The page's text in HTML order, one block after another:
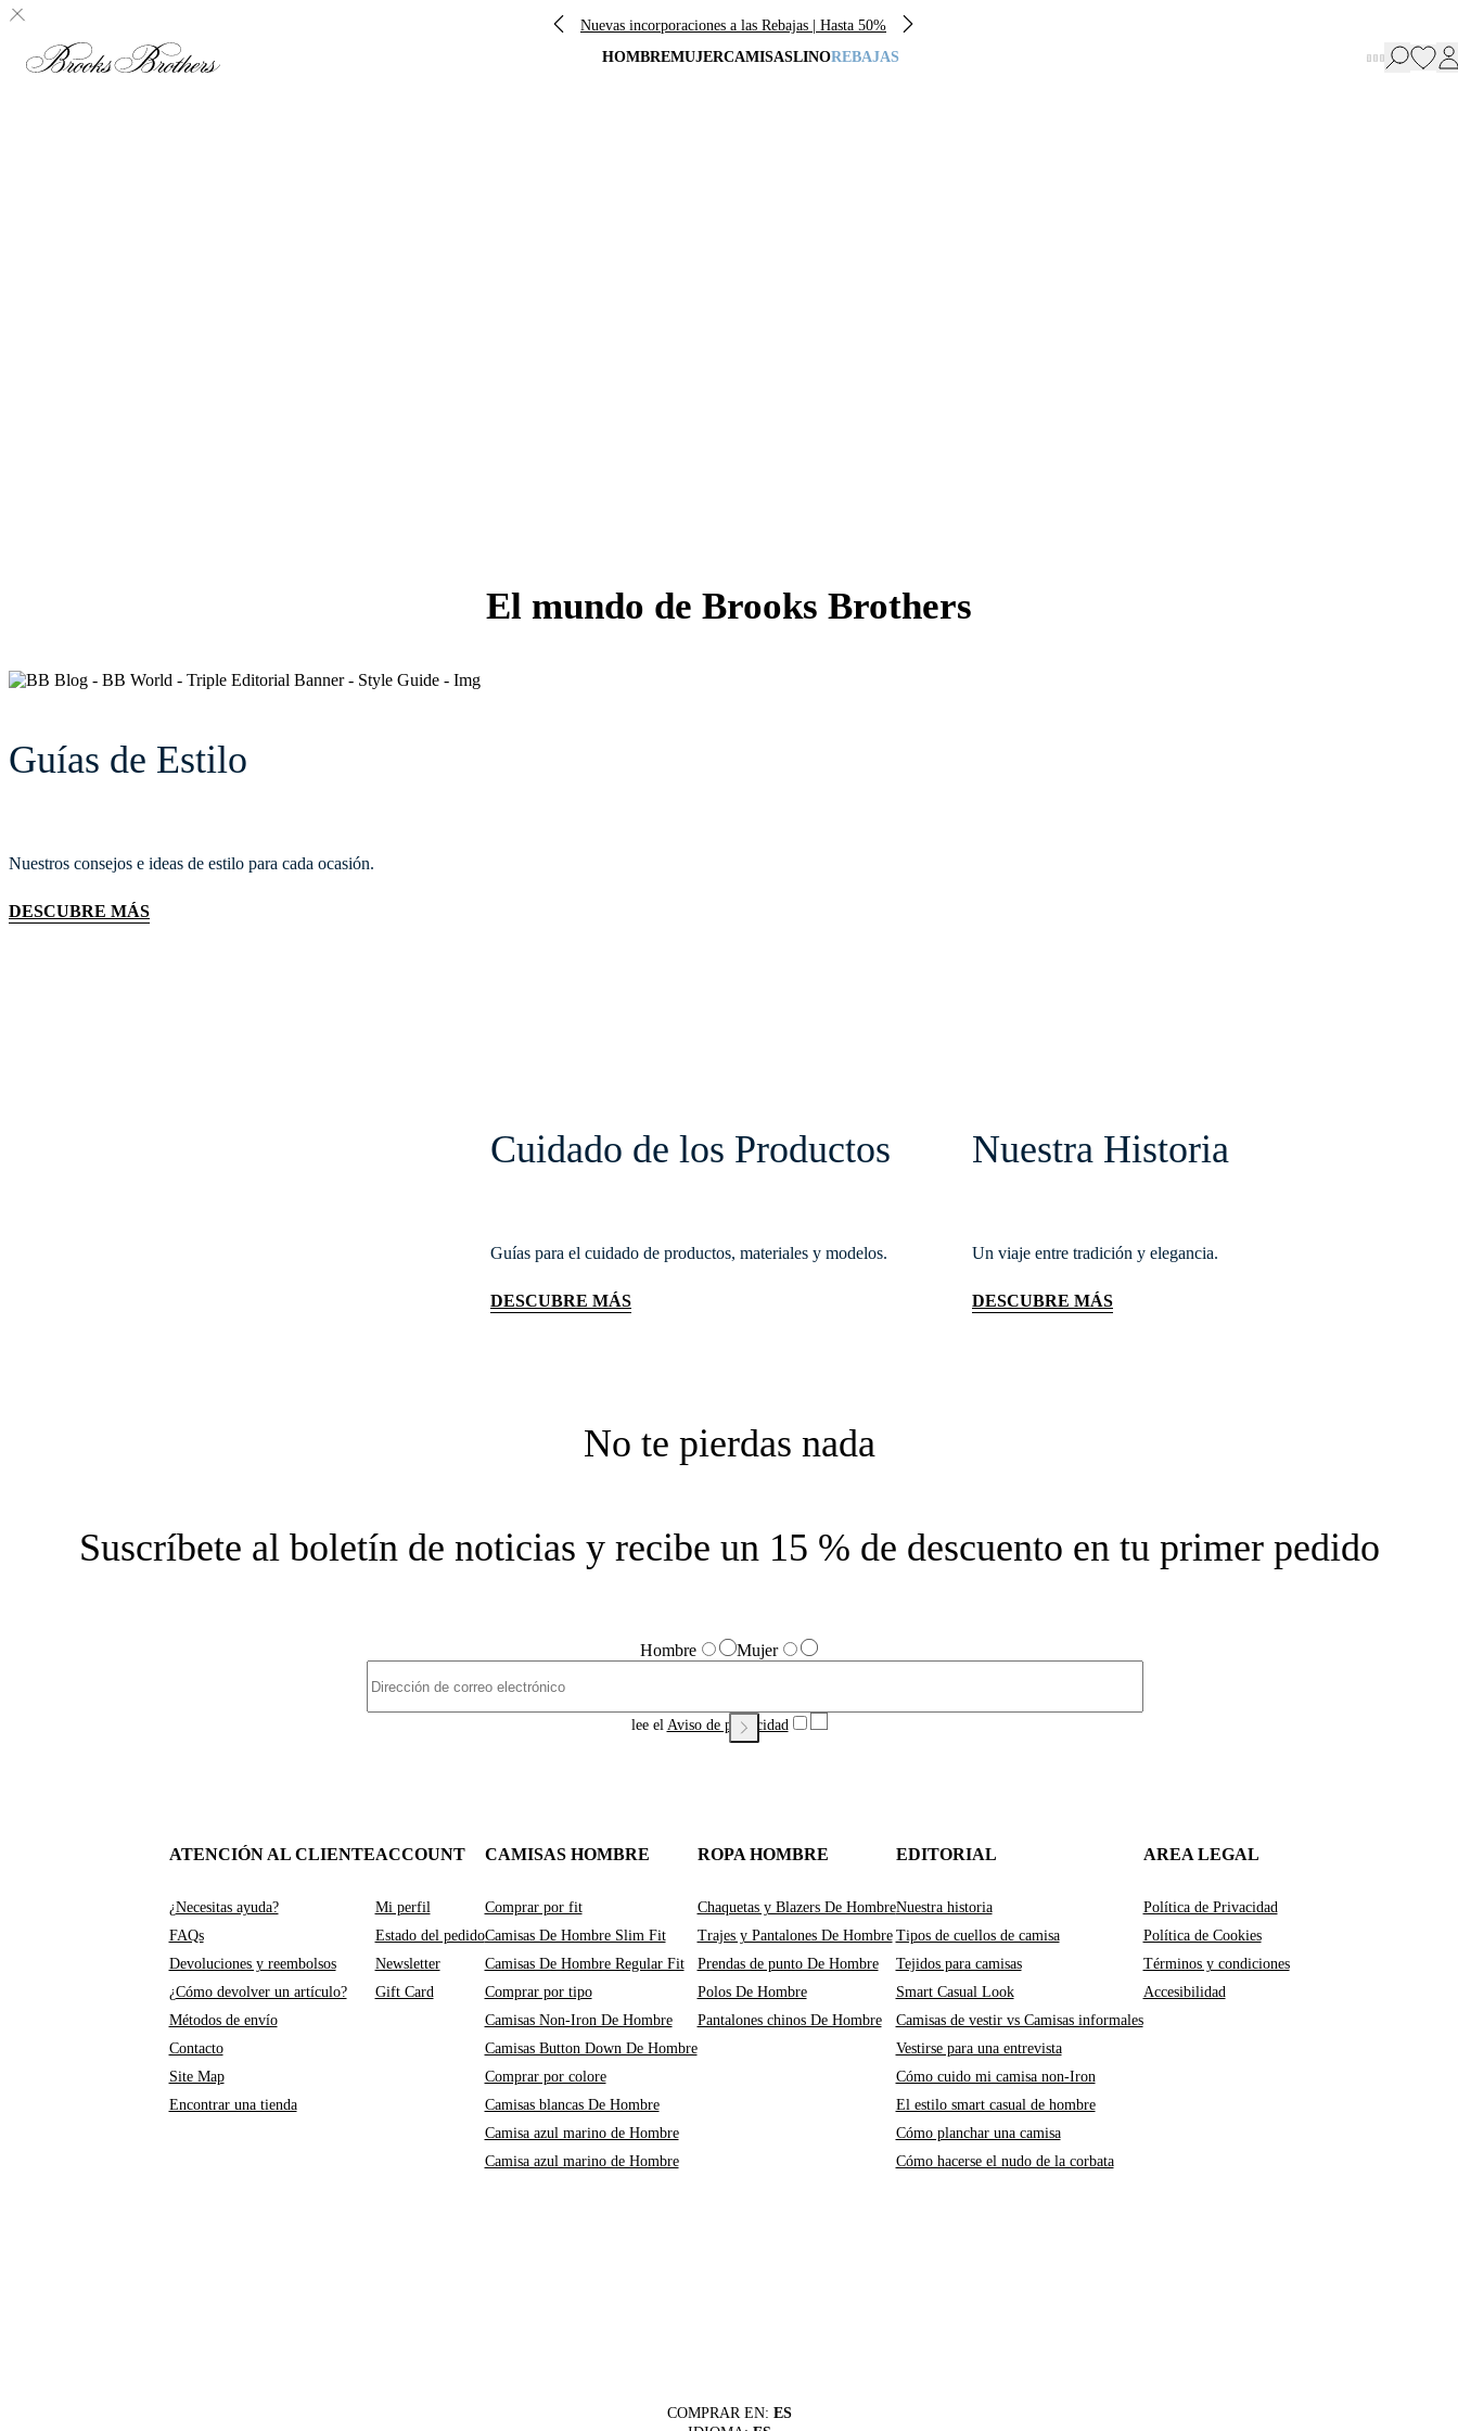
Nuevas incorporaciones a las Rebajas | Hasta 50%
HOMBREMUJERCAMISASLINOREBAJAS
El mundo de Brooks Brothers
Guías de Estilo
Nuestros consejos e ideas de estilo para cada ocasión.
DESCUBRE MÁS
Cuidado de los Productos
Guías para el cuidado de productos, materiales y modelos.
DESCUBRE MÁS
Nuestra Historia
Un viaje entre tradición y elegancia.
DESCUBRE MÁS
No te pierdas nada
Suscríbete al boletín de noticias y recibe un 15 % de descuento en tu primer pedido
Hombre Mujer
lee el Aviso de privacidad
ATENCIÓN AL CLIENTE
¿Necesitas ayuda?
FAQs
Devoluciones y reembolsos
¿Cómo devolver un artículo?
Métodos de envío
Contacto
Site Map
Encontrar una tienda
ACCOUNT
Mi perfil
Estado del pedido
Newsletter
Gift Card
CAMISAS HOMBRE
Comprar por fit
Camisas De Hombre Slim Fit
Camisas De Hombre Regular Fit
Comprar por tipo
Camisas Non-Iron De Hombre
Camisas Button Down De Hombre
Comprar por colore
Camisas blancas De Hombre
Camisa azul marino de Hombre
Camisa azul marino de Hombre
ROPA HOMBRE
Chaquetas y Blazers De Hombre
Trajes y Pantalones De Hombre
Prendas de punto De Hombre
Polos De Hombre
Pantalones chinos De Hombre
EDITORIAL
Nuestra historia
Tipos de cuellos de camisa
Tejidos para camisas
Smart Casual Look
Camisas de vestir vs Camisas informales
Vestirse para una entrevista
Cómo cuido mi camisa non-Iron
El estilo smart casual de hombre
Cómo planchar una camisa
Cómo hacerse el nudo de la corbata
AREA LEGAL
Política de Privacidad
Política de Cookies
Términos y condiciones
Accesibilidad
COMPRAR EN: ES